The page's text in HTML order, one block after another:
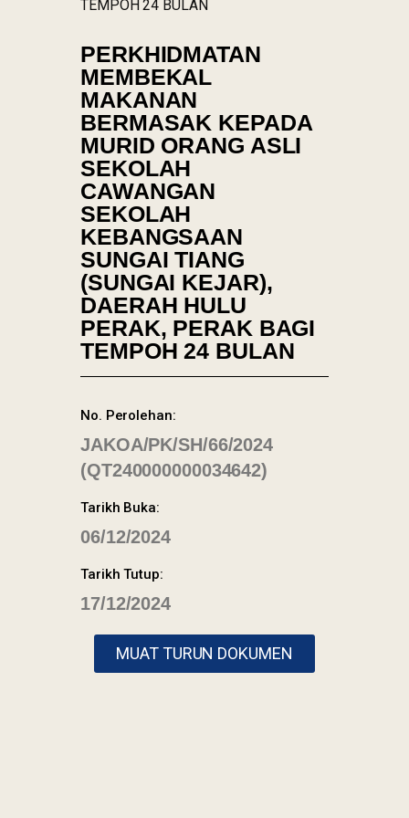
TEMPOH 24 BULAN
PERKHIDMATAN
MEMBEKAL
MAKANAN
BERMASAK KEPADA
MURID ORANG ASLI
SEKOLAH
CAWANGAN
SEKOLAH
KEBANGSAAN
SUNGAI TIANG
(SUNGAI KEJAR),
DAERAH HULU
PERAK, PERAK BAGI
TEMPOH 24 BULAN
No. Perolehan:
JAKOA/PK/SH/66/2024
(QT240000000034642)
Tarikh Buka:
06/12/2024
Tarikh Tutup:
17/12/2024
MUAT TURUN DOKUMEN
2022 © Jabatan
Kemajuan Orang